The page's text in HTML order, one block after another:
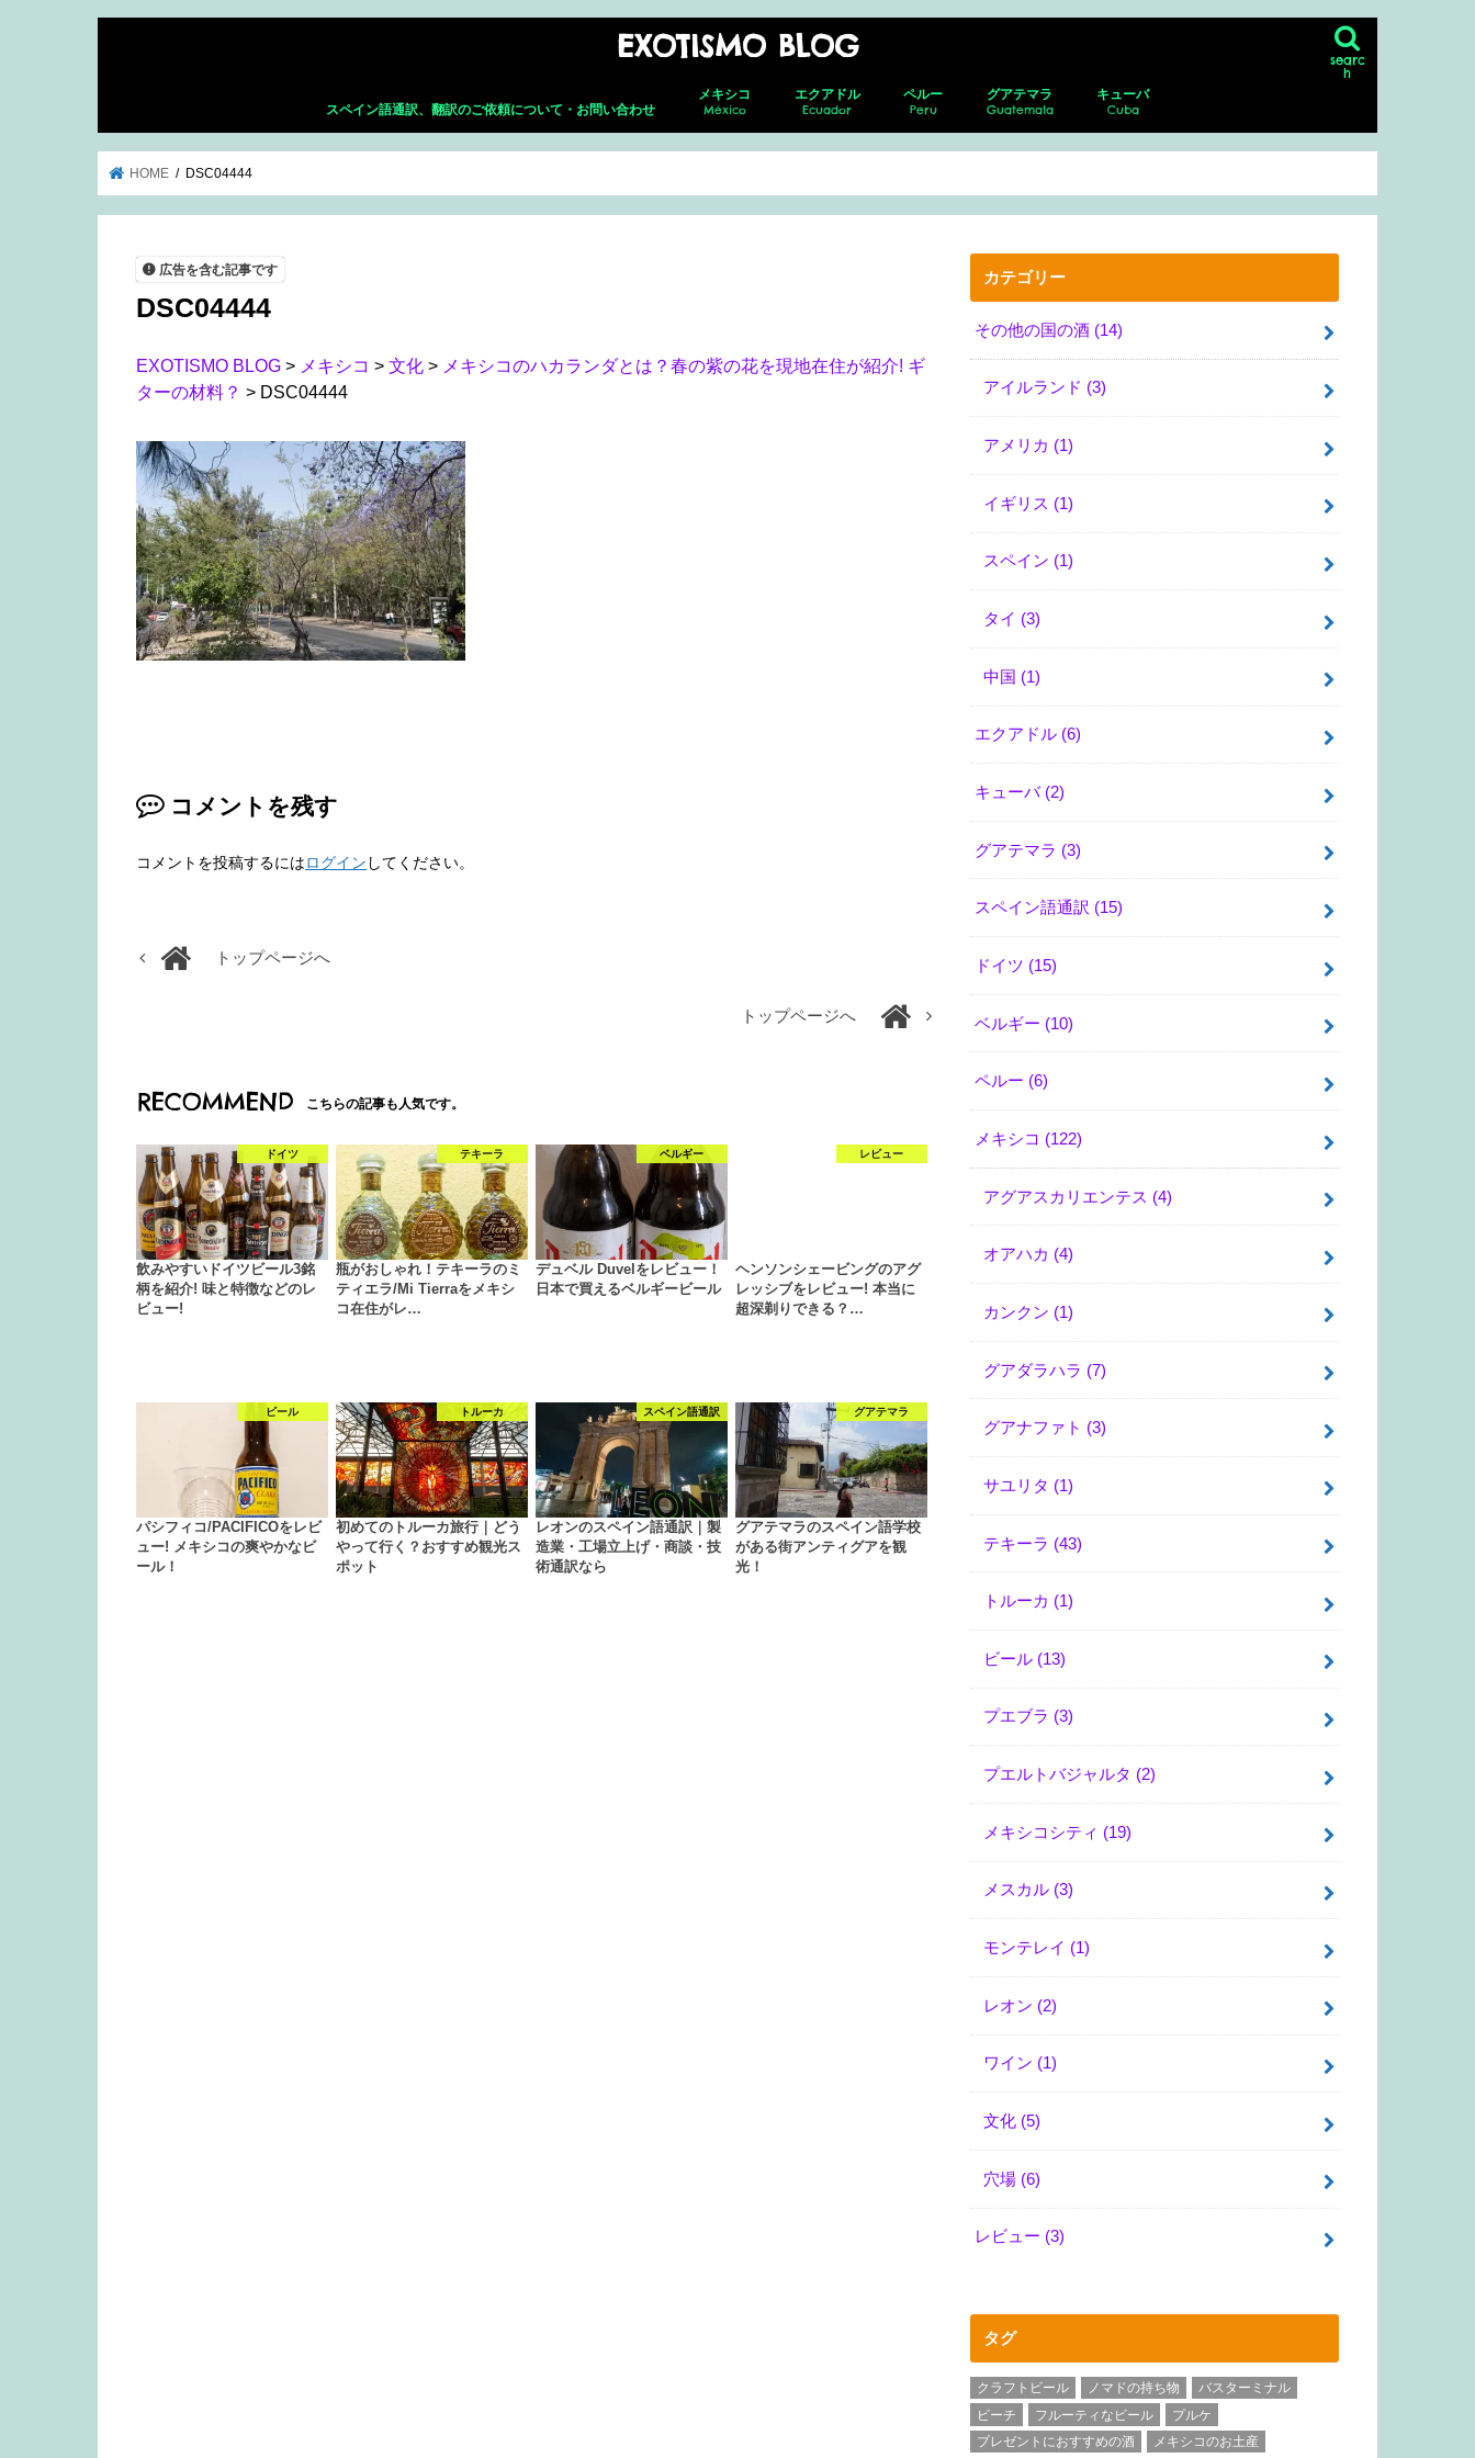
EXOTISMO BLOG
searc
h
スペイン語通訳、翻訳のご依頼について・お問い合わせ
メキシコ
México
メキシコシティ メキシコシティの博物館、美術館
ネバド・デ ・トルーカ
テオティワカン
トゥーラ
チャウトラ
ホタルの森
サン・アンドレス・チョルラ
アグアスカリエンテス フェリア・サンマルコス
ホセ・グアダルーペ・ポサダ美術館
セロ・デル・ムエルト
グアダラハラ グアダラハラ動物園
プエルト・バジャルタ
グアナファト グアナファトの博物館
レオン
メキシコ就労ビザ取得の全貌｜転職し
エクアドル
Ecuador
キト(新市街)
キト(旧市街)
コトパクシ
チンボラソ
オタバロ&周辺
ペルー
Peru
リマ
クスコ
サクサイワマン
ヴィニクンカ
プーノ
アレキパ
グアテマラ
Guatemala
アンティグア
アンティグアにあるスペイン語学校に
パカジャ火山
キューバ
Cuba
ハバナ
ピニャーレス渓谷へのツアー
HOME DSC04444
広告を含む記事です
DSC04444
EXOTISMO BLOG > メキシコ > 文化 > メキシコのハカランダとは？春の紫の花を現地在住が紹介! ギ
ターの材料？ > DSC04444
コメントを残す
コメントを投稿するにはログイン してください。
トップページへ
トップページへ
RECOMMEND こちらの記事も人気です。
ドイツ
飲みやすいドイツビール3銘
柄を紹介! 味と特徴などのレ
ビュー!
テキーラ
瓶がおしゃれ！テキーラのミ
ティエラ/Mi Tierraをメキシ
コ在住がレ…
ベルギー
デュベル Duvelをレビュー！
日本で買えるベルギービール
レビュー
ヘンソンシェービングのアグ
レッシブをレビュー! 本当に
超深剃りできる？…
ビール
パシフィコ/PACIFICOをレビ
ュー! メキシコの爽やかなビ
ール！
トルーカ
初めてのトルーカ旅行｜どう
やって行く？おすすめ観光ス
ポット
スペイン語通訳
レオンのスペイン語通訳｜製
造業・工場立上げ・商談・技
術通訳なら
グアテマラ
グアテマラのスペイン語学校
がある街アンティグアを観
光！
カテゴリー
その他の国の酒 (14)
アイルランド (3)
アメリカ (1)
イギリス (1)
スペイン (1)
タイ (3)
中国 (1)
エクアドル (6)
キューバ (2)
グアテマラ (3)
スペイン語通訳 (15)
ドイツ (15)
ベルギー (10)
ペルー (6)
メキシコ (122)
アグアスカリエンテス (4)
オアハカ (4)
カンクン (1)
グアダラハラ (7)
グアナファト (3)
サユリタ (1)
テキーラ (43)
トルーカ (1)
ビール (13)
プエブラ (3)
プエルトバジャルタ (2)
メキシコシティ (19)
メスカル (3)
モンテレイ (1)
レオン (2)
ワイン (1)
文化 (5)
穴場 (6)
レビュー (3)
タグ
クラフトビール ノマドの持ち物
バスターミナル
ビーチ
フルーティなビール
プルケ
プレゼントにおすすめの酒
メキシコのお土産